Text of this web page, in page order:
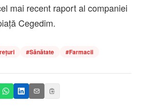
mai recent raport al companiei
Cegedim.
#Sănătate #Farmacii